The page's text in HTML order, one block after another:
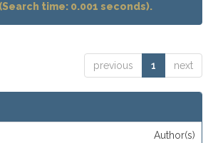
time: 0.001 seconds).
previous 1 next
Author(s)